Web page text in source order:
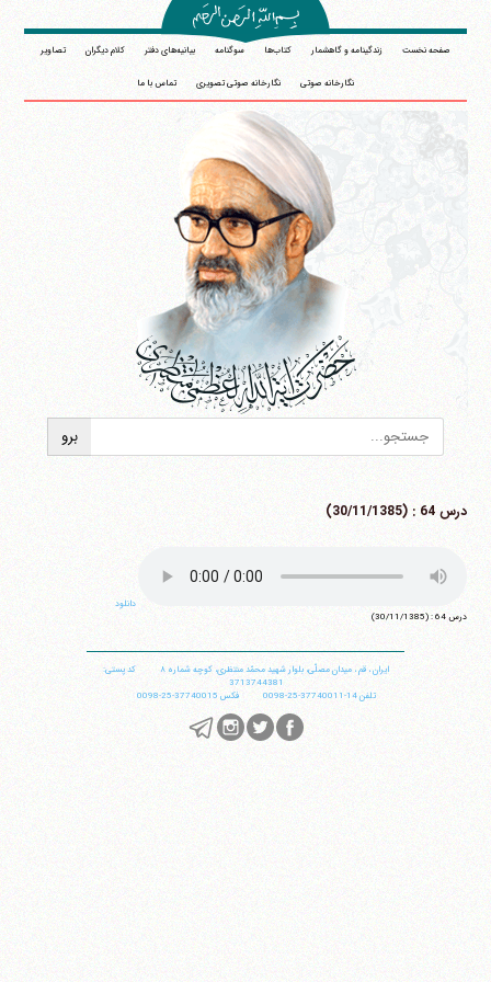
صفحه نخست زندگینامه و گاهشمار کتاب‌ها سوگنامه بیانیه‌های دفتر کلام دیگران تصاویر
نگارخانه صوتی نگارخانه صوتی تصویری تماس با ما
درس 64 : (30/11/1385)
دانلود
درس 64 : (30/11/1385)
ایران،قم،میدان مصلّی، بلوار شهید محمّد منتظری، كوچه شماره ٨
کد پستی:
3713744381
تلفن14-37740011-25-0098 فکس 37740015-25-0098
آیت‌الله منتظری
وب سایت رسمی آیت‌الله منتظری
قم،میدان مصلّی، بلوار شهید محمّد منتظری، كوچه
شماره ٨ کد پستی: 3713744381
فکس37740015-25-98+